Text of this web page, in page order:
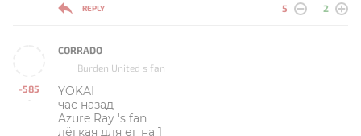
REPLY 5 2
-585
-
CORRADO
Burden United s fan
YOKAI
час назад
Azure Ray 's fan
лёгкая для ег на 1